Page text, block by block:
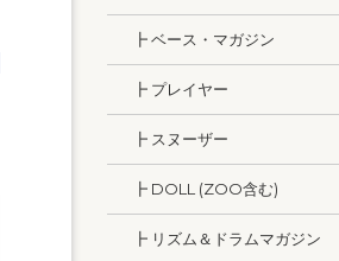
┣ ベース・マガジン
┣ プレイヤー
┣ スヌーザー
┣ DOLL (ZOO含む)
┣ リズム＆ドラムマガジン